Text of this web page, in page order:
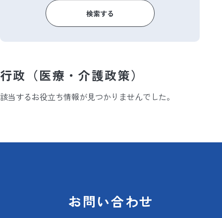
検索する
行政（医療・介護政策）
該当するお役立ち情報が見つかりませんでした。
お問い合わせ